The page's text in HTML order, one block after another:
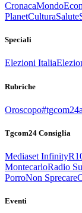
CronacaMondo
PlanetCulturaSalute
Speciali
Elezioni Italia
Rubriche
Oroscopo
Tgcom24 Consiglia
Mediaset Infinity
MontecarloRadio
PorroNon Sprecare
Eventi